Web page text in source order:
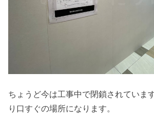
ちょうど今は工事中で閉鎖されていま
り口すぐの場所になります。